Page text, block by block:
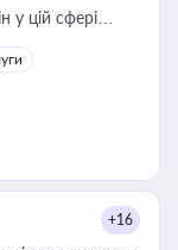
у цій сфері
або
оренди
+16